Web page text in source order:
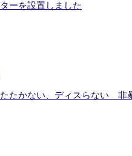
ーを設置しました
たかない、ディスらない 非